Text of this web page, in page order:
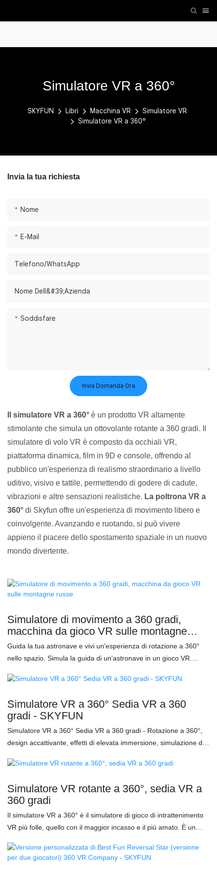
Simulatore VR a 360°
SKYFUN Libri Macchina VR
Simulatore VR
Simulatore VR a 360°
Invia la tua richiesta
Nome
E-Mail
Telefono/WhatsApp
Nome Dell&#39;azienda
Soddisfare
Invia Domanda Ora
Il simulatore VR a 360° è un prodotto VR altamente
stimolante che simula un ottovolante rotante a 360 gradi. Il
simulatore di volo VR è composto da occhiali VR,
piattaforma dinamica, film in 9D e console, offrendo al
pubblico un'esperienza di realismo straordinario a livello
uditivo, visivo e tattile, permettendo di godere di cadute,
vibrazioni e altre sensazioni realistiche. La poltrona VR a
360° di Skyfun offre un'esperienza di movimento libero e
coinvolgente. Avanzando e ruotando, si può vivere
appieno il piacere dello spostamento spaziale in un nuovo
mondo divertente.
Simulatore di movimento a 360 gradi,
macchina da gioco VR sulle montagne
russe
Guida la tua astronave e vivi un'esperienza di rotazione a 360°
nello spazio. Simula la guida di un'astronave in un gioco VR.
30 giochi VR con video HD a 1080p. Ti regalerà un'incredibile
prima.
Simulatore VR a 360° Sedia VR a 360
gradi - SKYFUN
Simulatore VR a 360° Sedia VR a 360 gradi - Rotazione a 360°,
design accattivante, effetti di elevata immersione, simulazione di
interattivi. ● Simulatore di volo VR originale Sedia VR a 360°. ●
esclusivi con copyright. E la sedia VR può ruotare di 360 gradi. ●
Rotazione e sparo simultanei. Caratteristiche: ✅ Sedile girevole a
360 gradi ✅ Schermo da 42 pollici per mostrare ciò che il
giocatore sta giocando ✅ Supporta la rotazione a 360 gradi per
Simulatore VR rotante a 360°, sedia VR a
360 gradi
Il simulatore VR a 360° è il simulatore di gioco di intrattenimento
VR più folle, quello con il maggior incasso e il più amato. È un
cinture di sicurezza per torace e piedi) ed è interattivo (in quanto
consente di sparare o gestire parte del movimento digitale).